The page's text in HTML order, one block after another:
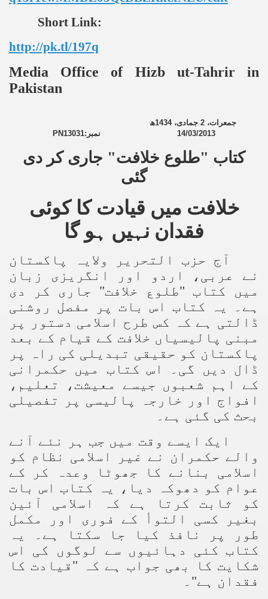
Short Link:
http://pk.tl/197q
Media Office of Hizb ut-Tahrir in
Pakistan
جمعرات، 2 جمادی،1434ھ
14/03/2013 نمبر:PN13031
کتاب "طلوع خلافت" جاری کر دی
گئی
خلافت میں قیادت کا کوئی
فقدان نہیں ہو گا
آج حزب التحریر ولایہ پاکستان
نے عربی، اردو اور انگریزی زبان
میں کتاب "طلوع خلافت" جاری کر دی
ہے۔ یہ کتاب اس بات پر مفصل روشنی
ڈالتی ہے کہ کس طرح اسلامی دستور پر
مبنی پالیسیاں خلافت کے قیام کے بعد
پاکستان کو حقیقی تبدیلی کی راہ پر
ڈال دیں گی۔ اس کتاب میں حکمرانی
کے اہم شعبوں جیسے معیشت، تعلیم،
افواج اور خارجہ پالیسی پر تفصیلی
بحث کی گئی ہے۔
ایک ایسے وقت میں جب ہر نئے آنے
والے حکمران نے غیر اسلامی نظام کو
اسلامی بنانے کا جھوٹا وعدہ کر کے
عوام کو دھوکہ دیا، یہ کتاب اس بات
کو ثابت کرتا ہے کہ اسلامی آئین
بغیر کسی التوأ کے فوری اور مکمل
طور پر نافذ کیا جا سکتا ہے۔ یہ
کتاب کئی دہائیوں سے لوگوں کی اس
شکایت کا بھی جواب ہے کہ "قیادت کا
فقدان ہے"۔